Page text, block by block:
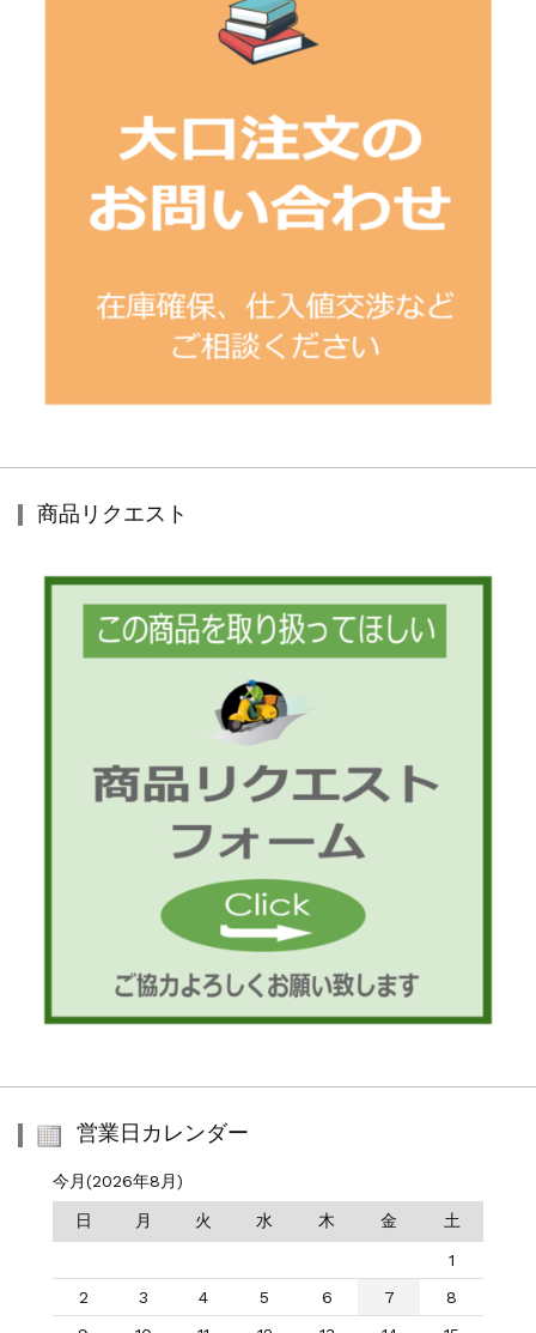
商品リクエスト
営業日カレンダー
今月(2026年8月)
日 月 火 水 木 金 土
1
2
3 4 5 6 7
8